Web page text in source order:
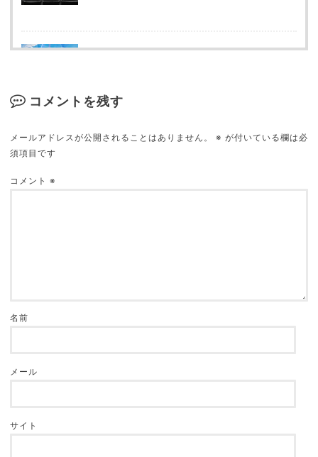
コメントを残す
メールアドレスが公開されることはありません。 ※ が付いている欄は必
須項目です
コメント ※
名前
メール
サイト